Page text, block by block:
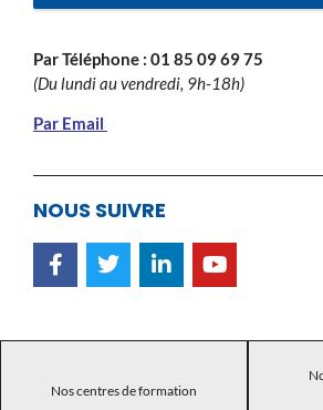
Par Téléphone : 01 85 09 69 75
(Du lundi au vendredi, 9h-18h)
Par Email
NOUS SUIVRE
Nos centres de formation